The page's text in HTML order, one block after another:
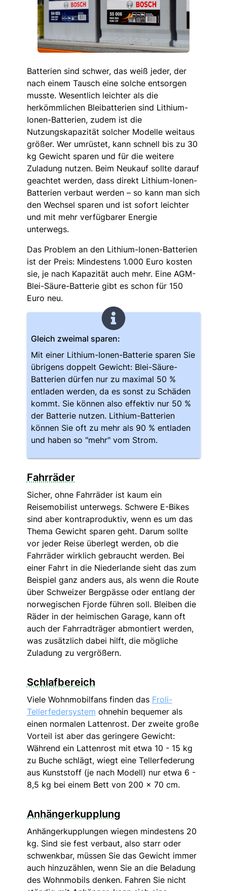
Batterien sind schwer, das weiß jeder, der
nach einem Tausch eine solche entsorgen
musste. Wesentlich leichter als die
herkömmlichen Bleibatterien sind Lithium-
Ionen-Batterien, zudem ist die
Nutzungskapazität solcher Modelle weitaus
größer. Wer umrüstet, kann schnell bis zu 30
kg Gewicht sparen und für die weitere
Zuladung nutzen. Beim Neukauf sollte darauf
geachtet werden, dass direkt Lithium-Ionen-
Batterien verbaut werden – so kann man sich
den Wechsel sparen und ist sofort leichter
und mit mehr verfügbarer Energie
unterwegs.
Das Problem an den Lithium-Ionen-Batterien
ist der Preis: Mindestens 1.000 Euro kosten
sie, je nach Kapazität auch mehr. Eine AGM-
Blei-Säure-Batterie gibt es schon für 150
Euro neu.
Gleich zweimal sparen:
Mit einer Lithium-Ionen-Batterie sparen Sie
übrigens doppelt Gewicht: Blei-Säure-
Batterien dürfen nur zu maximal 50 %
entladen werden, da es sonst zu Schäden
kommt. Sie können also effektiv nur 50 %
der Batterie nutzen. Lithium-Batterien
können Sie oft zu mehr als 90 % entladen
und haben so "mehr" vom Strom.
Fahrräder
Sicher, ohne Fahrräder ist kaum ein
Reisemobilist unterwegs. Schwere E-Bikes
sind aber kontraproduktiv, wenn es um das
Thema Gewicht sparen geht. Darum sollte
vor jeder Reise überlegt werden, ob die
Fahrräder wirklich gebraucht werden. Bei
einer Fahrt in die Niederlande sieht das zum
Beispiel ganz anders aus, als wenn die Route
über Schweizer Bergpässe oder entlang der
norwegischen Fjorde führen soll. Bleiben die
Räder in der heimischen Garage, kann oft
auch der Fahrradträger abmontiert werden,
was zusätzlich dabei hilft, die mögliche
Zuladung zu vergrößern.
Schlafbereich
Viele Wohnmobilfans finden das Froli-
Tellerfedersystem ohnehin bequemer als
einen normalen Lattenrost. Der zweite große
Vorteil ist aber das geringere Gewicht:
Während ein Lattenrost mit etwa 10 - 15 kg
zu Buche schlägt, wiegt eine Tellerfederung
aus Kunststoff (je nach Modell) nur etwa 6 -
8,5 kg bei einem Bett von 200 x 70 cm.
Anhängerkupplung
Anhängerkupplungen wiegen mindestens 20
kg. Sind sie fest verbaut, also starr oder
schwenkbar, müssen Sie das Gewicht immer
auch hinzuzählen, wenn Sie an die Beladung
des Wohnmobils denken. Fahren Sie nicht